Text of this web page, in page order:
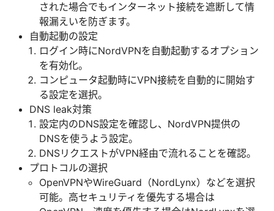
された場合でもインターネット接続を遮断して情
報漏えいを防ぎます。
自動起動の設定
ログイン時にNordVPNを自動起動するオプション
を有効化。
コンピュータ起動時にVPN接続を自動的に開始す
る設定を選択。
DNS leak対策
設定内のDNS設定を確認し、NordVPN提供の
DNSを使うよう設定。
DNSリクエストがVPN経由で流れることを確認。
プロトコルの選択
OpenVPNやWireGuard（NordLynx）などを選択
可能。高セキュリティを優先する場合は